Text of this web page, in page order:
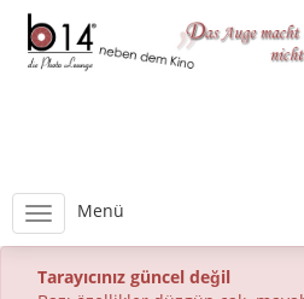
Menü
Tarayıcınız güncel değil